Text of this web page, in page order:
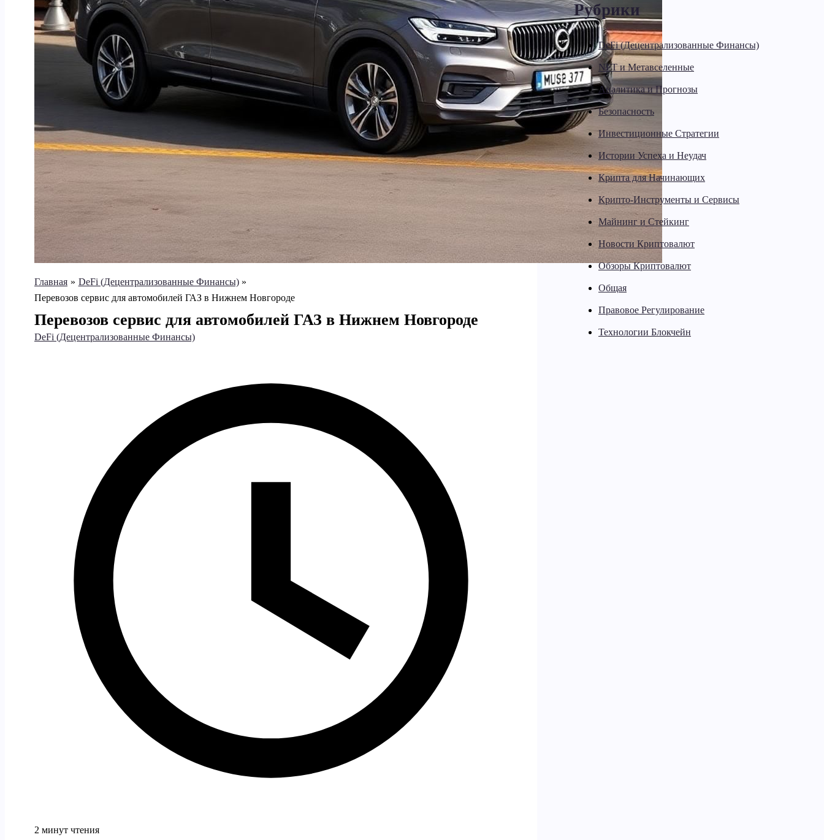
Главная
DeFi (Децентрализованные Финансы)
Перевозов сервис для автомобилей ГАЗ в Нижнем Новгороде
Перевозов сервис для автомобилей ГАЗ в Нижнем Новгороде
DeFi (Децентрализованные Финансы)
2 минут чтения
Рубрики
DeFi (Децентрализованные Финансы)
NFT и Метавселенные
Аналитика и Прогнозы
Безопасность
Инвестиционные Стратегии
Истории Успеха и Неудач
Крипта для Начинающих
Крипто-Инструменты и Сервисы
Майнинг и Стейкинг
Новости Криптовалют
Обзоры Криптовалют
Общая
Правовое Регулирование
Технологии Блокчейн